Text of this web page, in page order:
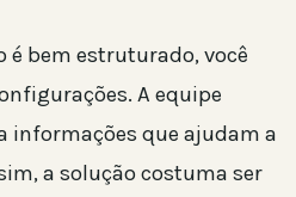
é bem estruturado, você
A equipe
informações que ajudam a
a solução costuma ser